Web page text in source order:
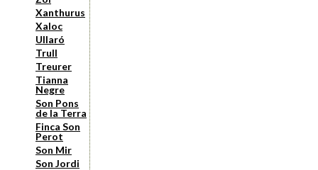
Xanthurus
Xaloc
Ullaró
Trull
Treurer
Tianna
Negre
Son Pons
de la Terra
Finca Son
Perot
Son Mir
Son Jordi